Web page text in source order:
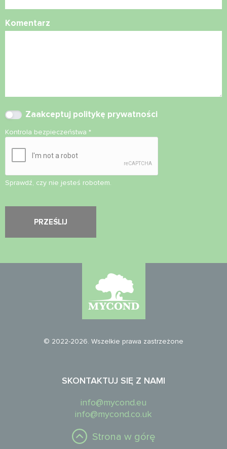
Komentarz
Zaakceptuj politykę prywatności
Kontrola bezpieczeństwa *
Sprawdź, czy nie jesteś robotem.
© 2022-2026. Wszelkie prawa zastrzeżone
SKONTAKTUJ SIĘ Z NAMI
info@mycond.eu
info@mycond.co.uk
Strona w górę